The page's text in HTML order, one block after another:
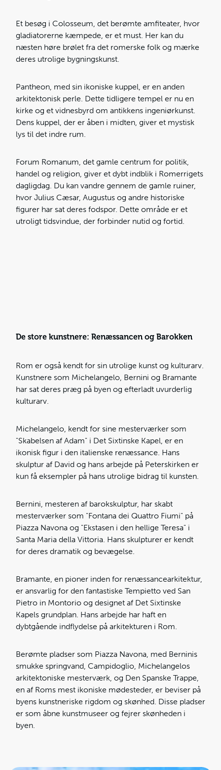
Et besøg i Colosseum, det berømte amfiteater, hvor
gladiatorerne kæmpede, er et must. Her kan du
næsten høre brølet fra det romerske folk og mærke
deres utrolige bygningskunst.
Pantheon, med sin ikoniske kuppel, er en anden
arkitektonisk perle. Dette tidligere tempel er nu en
kirke og et vidnesbyrd om antikkens ingeniørkunst.
Dens kuppel, der er åben i midten, giver et mystisk
lys til det indre rum.
Forum Romanum, det gamle centrum for politik,
handel og religion, giver et dybt indblik i Romerrigets
dagligdag. Du kan vandre gennem de gamle ruiner,
hvor Julius Cæsar, Augustus og andre historiske
figurer har sat deres fodspor. Dette område er et
utroligt tidsvindue, der forbinder nutid og fortid.
De store kunstnere: Renæssancen og Barokken
Rom er også kendt for sin utrolige kunst og kulturarv.
Kunstnere som Michelangelo, Bernini og Bramante
har sat deres præg på byen og efterladt uvurderlig
kulturarv.
Michelangelo, kendt for sine mesterværker som
"Skabelsen af Adam" i Det Sixtinske Kapel, er en
ikonisk figur i den italienske renæssance. Hans
skulptur af David og hans arbejde på Peterskirken er
kun få eksempler på hans utrolige bidrag til kunsten.
Bernini, mesteren af barokskulptur, har skabt
mesterværker som "Fontana dei Quattro Fiumi" på
Piazza Navona og "Ekstasen i den hellige Teresa" i
Santa Maria della Vittoria. Hans skulpturer er kendt
for deres dramatik og bevægelse.
Bramante, en pioner inden for renæssancearkitektur,
er ansvarlig for den fantastiske Tempietto ved San
Pietro in Montorio og designet af Det Sixtinske
Kapels grundplan. Hans arbejde har haft en
dybtgående indflydelse på arkitekturen i Rom.
Berømte pladser som Piazza Navona, med Berninis
smukke springvand, Campidoglio, Michelangelos
arkitektoniske mesterværk, og Den Spanske Trappe,
en af Roms mest ikoniske mødesteder, er beviser på
byens kunstneriske rigdom og skønhed. Disse pladser
er som åbne kunstmuseer og fejrer skønheden i
byen.